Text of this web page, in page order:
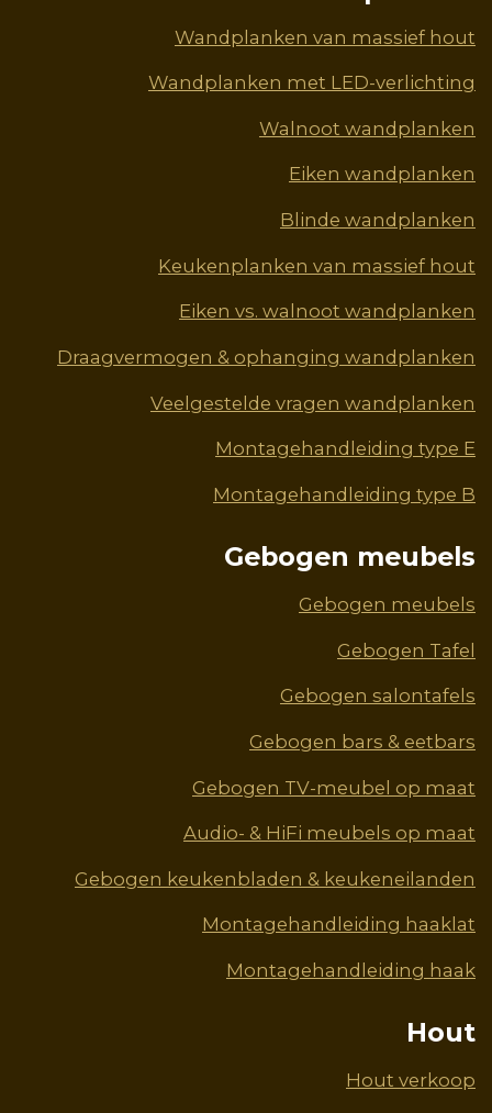
a
b
d
n
Wandplanken van massief hout
Wandplanken met LED-verlichting
Walnoot wandplanken
Eiken wandplanken
Blinde wandplanken
Keukenplanken van massief hout
Eiken vs. walnoot wandplanken
Draagvermogen & ophanging wandplanken
Veelgestelde vragen wandplanken
Montagehandleiding type E
Montagehandleiding type B
Gebogen meubels
Gebogen meubels
Gebogen Tafel
Gebogen salontafels
Gebogen bars & eetbars
Gebogen TV-meubel op maat
Audio- & HiFi meubels op maat
Gebogen keukenbladen & keukeneilanden
Montagehandleiding haaklat
Montagehandleiding haak
Hout
Hout verkoop